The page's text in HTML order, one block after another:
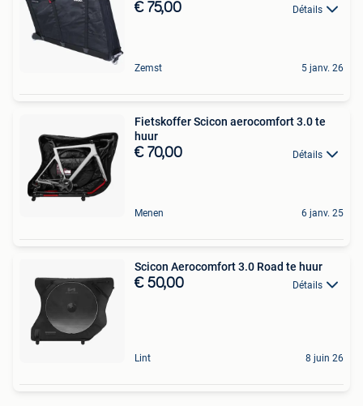
€ 75,00 Détails
Zemst 5 janv. 26
Fietskoffer Scicon aerocomfort 3.0 te
huur
€ 70,00 Détails
Menen 6 janv. 25
Scicon Aerocomfort 3.0 Road te huur
€ 50,00 Détails
Lint 8 juin 26